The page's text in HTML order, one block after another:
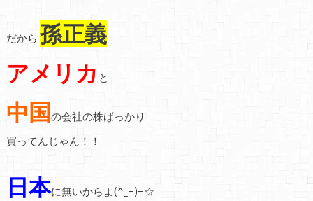
だから 孫正義
アメリカ と
中国 の会社の株ばっかり
買ってんじゃん！！
日本に無いからよ(^_−)−☆